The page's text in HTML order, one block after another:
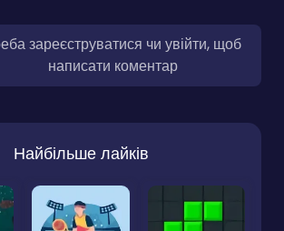
зареєструватися чи увійти, щоб
написати коментар
Найбільше лайків